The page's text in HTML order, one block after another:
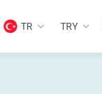
TR TRY